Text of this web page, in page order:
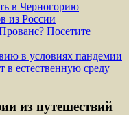
в Черногорию
из России
Посетите
в условиях пандемии
в естественную среду
из путешествий